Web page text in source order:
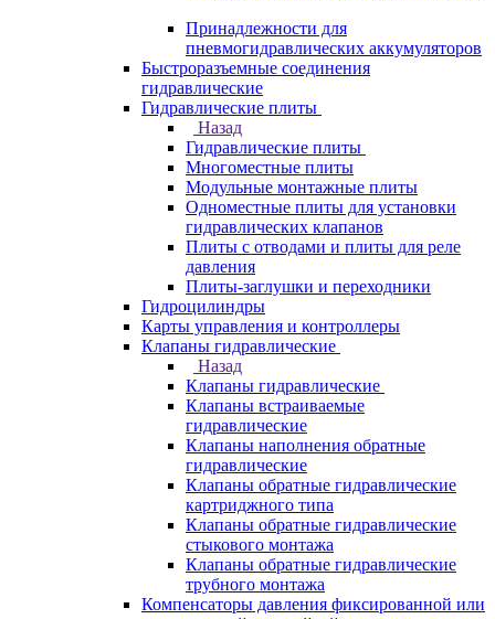
Принадлежности для
пневмогидравлических аккумуляторов
Быстроразъемные соединения
гидравлические
Гидравлические плиты
Назад
Гидравлические плиты
Многоместные плиты
Модульные монтажные плиты
Одноместные плиты для установки
гидравлических клапанов
Плиты с отводами и плиты для реле
давления
Плиты-заглушки и переходники
Гидроцилиндры
Карты управления и контроллеры
Клапаны гидравлические
Назад
Клапаны гидравлические
Клапаны встраиваемые
гидравлические
Клапаны наполнения обратные
гидравлические
Клапаны обратные гидравлические
картриджного типа
Клапаны обратные гидравлические
стыкового монтажа
Клапаны обратные гидравлические
трубного монтажа
Компенсаторы давления фиксированной или